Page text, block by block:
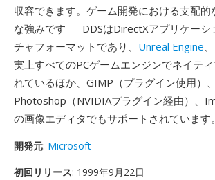
収容できます。ゲーム開発における支配
な強みです — DDSはDirectXアプリケーシ
チャフォーマットであり、 Unreal Engine
実上すべてのPCゲームエンジンでネイテ
れているほか、GIMP（プラグイン使用）、
Photoshop（NVIDIAプラグイン経由）、
の画像エディタでもサポートされています。
開発元: Microsoft
初回リリース: 1999年9月22日